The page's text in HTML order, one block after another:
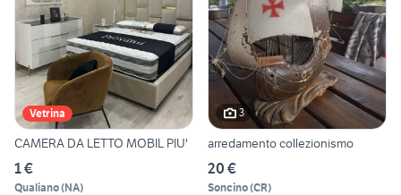
Vetrina
CAMERA DA LETTO MOBIL PIU'
1 €
Qualiano(NA)
3
arredamento collezionismo
20 €
Soncino(CR)